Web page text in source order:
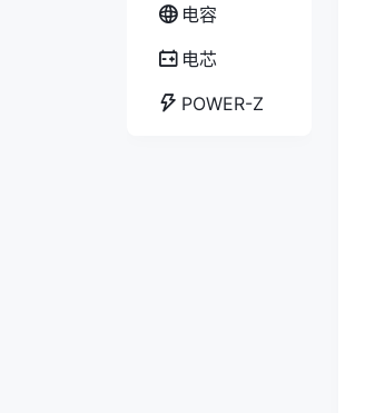
电容
电芯
POWER-Z